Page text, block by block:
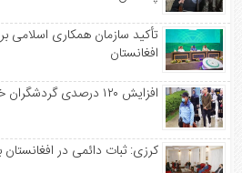
تأکید سازمان همکاری
افغانستان
افزایش ۱۲۰ درصدی گردشگران خارجی در افغانستان
کرزی: ثبات دائمی در افغانستان